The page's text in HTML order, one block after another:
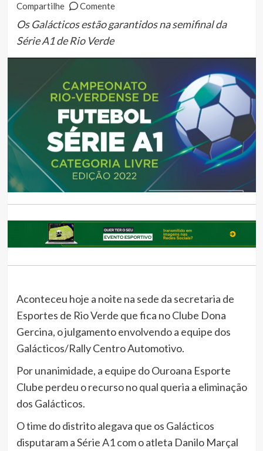
Compartilhe
Comente
Os Galácticos estão garantidos na semifinal da
Série A1 de Rio Verde
Aconteceu hoje a noite na sede da secretaria de
Esportes de Rio Verde que fica no Clube Dona
Gercina, o julgamento envolvendo a equipe dos
Galácticos/Rally Centro Automotivo.
Por unanimidade, a equipe do Ouroana Esporte
Clube perdeu o recurso no qual queria a eliminação
dos Galácticos.
O time do distrito alegava que os Galácticos
disputaram a Série A1 com o atleta Danilo Marçal